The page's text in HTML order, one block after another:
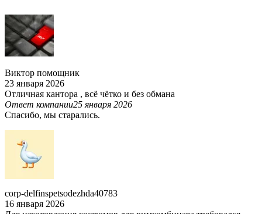
Виктор помощник
23 января 2026
Отличная кантора , всё чётко и без обмана
Ответ компании25 января 2026
Спасибо, мы старались.
corp-delfinspetsodezhda40783
16 января 2026